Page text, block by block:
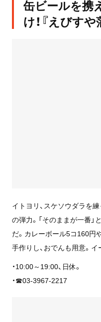
缶ビールを携
け！『えびすや
イトヨリ、スケソウダラを
の弾力。「そのままが一番
だ。カレーボール5コ160円
手作りし、おでんも用意。イ
・10:00～19:00、日休。
・☎03-3967-2217